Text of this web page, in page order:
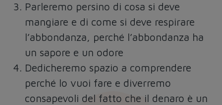
Parleremo persino di cosa si deve
mangiare e di come si deve respirare
l’abbondanza, perché l’abbondanza ha
un sapore e un odore
Dedicheremo spazio a comprendere
perché lo vuoi fare e diverremo
consapevoli del fatto che il denaro è un